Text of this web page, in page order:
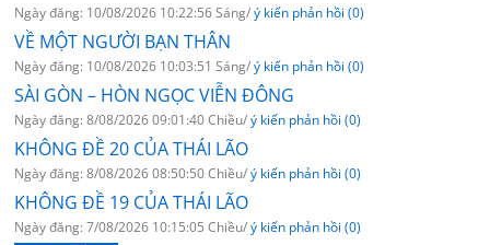
Ngày đăng: 10/08/2026 10:22:56 Sáng/ý kiến phản hồi (0)
VỀ MỘT NGƯỜI BẠN THÂN
Ngày đăng: 10/08/2026 10:03:51 Sáng/ý kiến phản hồi (0)
SÀI GÒN – HÒN NGỌC VIỄN ĐÔNG
Ngày đăng: 8/08/2026 09:01:40 Chiều/ý kiến phản hồi (0)
KHÔNG ĐỀ 20 CỦA THÁI LÃO
Ngày đăng: 8/08/2026 08:50:50 Chiều/ý kiến phản hồi (0)
KHÔNG ĐỀ 19 CỦA THÁI LÃO
Ngày đăng: 7/08/2026 10:15:05 Chiều/ý kiến phản hồi (0)